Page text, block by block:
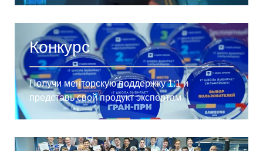
Конкурс
Получи менторскую поддержку 1:1 и
представь свой продукт экспертам